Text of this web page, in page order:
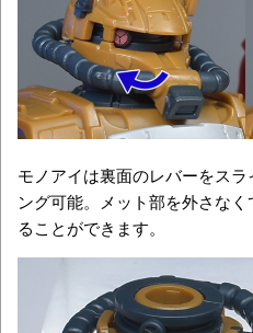
モノアイは裏面のレバーをス
ング可能。メット部を外さな
ることができます。